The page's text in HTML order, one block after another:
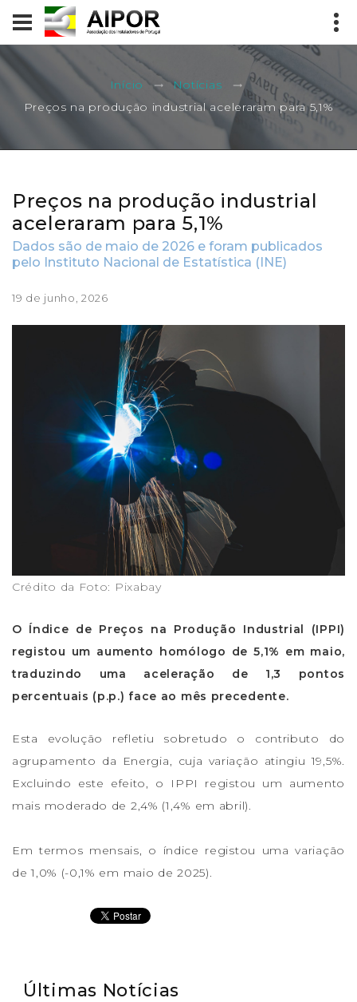
Início
Notícias
Preços na produção industrial aceleraram para 5,1%
Preços na produção industrial
aceleraram para 5,1%
Dados são de maio de 2026 e foram publicados
pelo Instituto Nacional de Estatística (INE)
19 de junho, 2026
Crédito da Foto: Pixabay
O Índice de Preços na Produção Industrial (IPPI)
registou um aumento homólogo de 5,1% em maio,
traduzindo uma aceleração de 1,3 pontos
percentuais (p.p.) face ao mês precedente.
Esta evolução refletiu sobretudo o contributo do
agrupamento da Energia, cuja variação atingiu 19,5%.
Excluindo este efeito, o IPPI registou um aumento
mais moderado de 2,4% (1,4% em abril).
Em termos mensais, o índice registou uma variação
de 1,0% (-0,1% em maio de 2025).
Últimas Notícias